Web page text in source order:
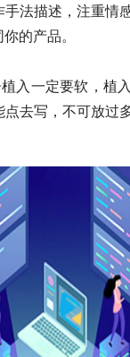
法描述，注重情
的产品。
入一定要软，植
去写，不可放过